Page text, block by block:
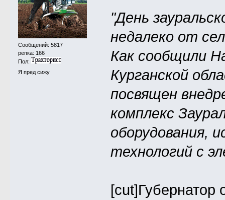
Сообщений: 5817
репка: 166
Пол:
Я пред сижу
"День
недалеко от
Как сообщили
Курганской
посвящен
комплекс
оборудования,
технологий с
[cut]Губернатор